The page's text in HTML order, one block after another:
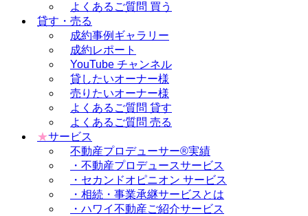
よくあるご質問 買う
貸す・売る
成約事例ギャラリー
成約レポート
YouTube チャンネル
貸したいオーナー様
売りたいオーナー様
よくあるご質問 貸す
よくあるご質問 売る
★サービス
不動産プロデューサー®実績
・不動産プロデュースサービス
・セカンドオピニオン サービス
・相続・事業承継サービスとは
・ハワイ不動産ご紹介サービス